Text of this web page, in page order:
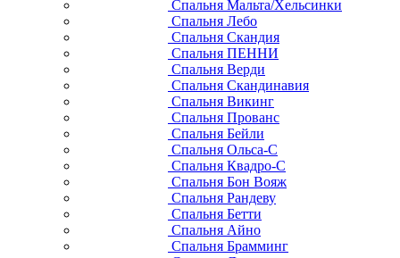
Спальня Мальта/Хельсинки
Спальня Лебо
Спальня Скандия
Спальня ПЕННИ
Спальня Верди
Спальня Скандинавия
Спальня Викинг
Спальня Прованс
Спальня Бейли
Спальня Ольса-С
Спальня Квадро-С
Спальня Бон Вояж
Спальня Рандеву
Спальня Бетти
Спальня Айно
Спальня Брамминг